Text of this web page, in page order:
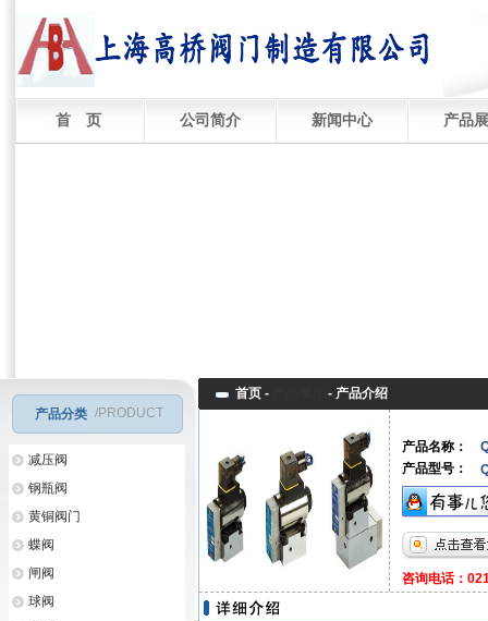
首 页 公司简介 新闻中心 产品
产品分类 /PRODUCT
减压阀
钢瓶阀
黄铜阀门
蝶阀
闸阀
球阀
首页 - - 产品介绍
产品名称：
产品型号：
咨询电话：